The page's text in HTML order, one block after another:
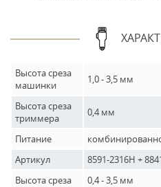
Высота среза
машинки
1,0 - 3,5 мм
Высота среза
триммера
0,4 мм
Питание
Артикул
8591-2316H +
Высота среза
0,4 - 3,5 мм